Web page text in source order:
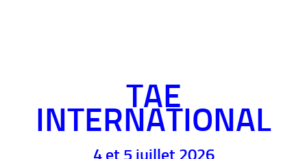
TAE
INTERNATIONAL
4 et 5 juillet 2026